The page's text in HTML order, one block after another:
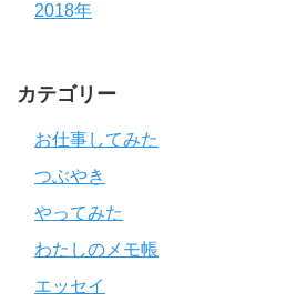
2018年
カテゴリー
お仕事してみた
つぶやき
やってみた
わたしのメモ帳
エッセイ